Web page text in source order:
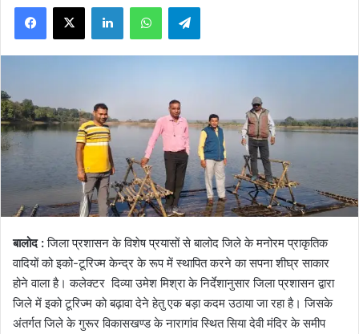
बालोद :जिला प्रशासन के विशेष प्रयासों से बालोद जिले के मनोरम प्राकृतिक
वादियों को इको-टूरिज्म केन्द्र के रूप में स्थापित करने का सपना शीघ्र साकार
होने वाला है। कलेक्टर दिव्या उमेश मिश्रा के निर्देशानुसार जिला प्रशासन द्वारा
जिले में इको टूरिज्म को बढ़ावा देने हेतु एक बड़ा कदम उठाया जा रहा है। जिसके
अंतर्गत जिले के गुरूर विकासखण्ड के नारागांव स्थित सिया देवी मंदिर के समीप